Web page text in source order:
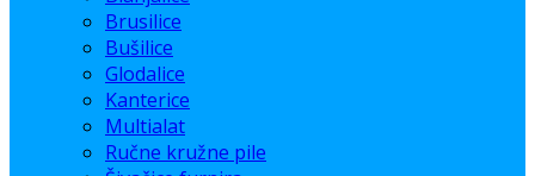
Brusilice
Bušilice
Glodalice
Kanterice
Multialat
Ručne kružne pile